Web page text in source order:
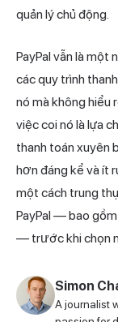
quản lý chủ động.
PayPal vẫn là một
các quy trình
nó mà không hiểu
việc coi nó là lựa
thanh toán xuyên
hơn đáng kể và ít
một cách trung
PayPal — bao
— trước khi chọn
Simon
A journalist